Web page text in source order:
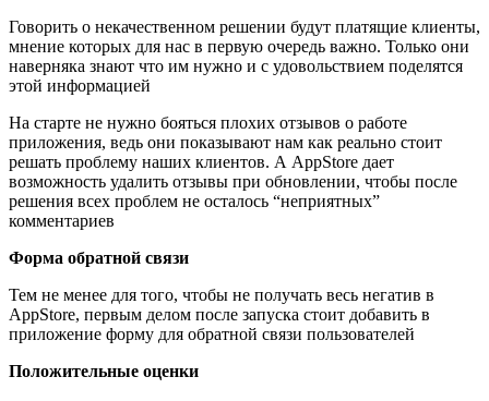
Говорить о некачественном решении будут платящие клиенты,
мнение которых для нас в первую очередь важно. Только они
наверняка знают что им нужно и с удовольствием поделятся
этой информацией
На старте не нужно бояться плохих отзывов о работе
приложения, ведь они показывают нам как реально стоит
решать проблему наших клиентов. А AppStore дает
возможность удалить отзывы при обновлении, чтобы после
решения всех проблем не осталось “неприятных”
комментариев
Форма обратной связи
Тем не менее для того, чтобы не получать весь негатив в
AppStore, первым делом после запуска стоит добавить в
приложение форму для обратной связи пользователей
Положительные оценки